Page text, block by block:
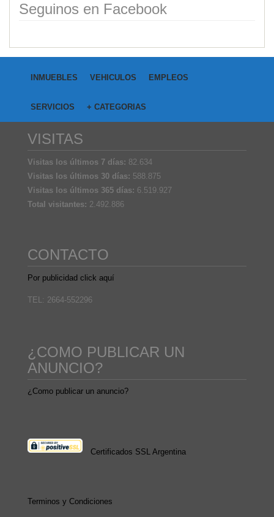
Seguinos en Facebook
INMUEBLES VEHICULOS EMPLEOS
SERVICIOS + CATEGORIAS
VISITAS
Visitas los últimos 7 días: 82.634
Visitas los últimos 30 días: 588.875
Visitas los últimos 365 días: 6.519.927
Total visitantes: 2.492.886
CONTACTO
Por publicidad click aquí
TEL: 2664-552296
¿COMO PUBLICAR UN
ANUNCIO?
¿Como publicar un anuncio?
Certificados SSL Argentina
Terminos y Condiciones